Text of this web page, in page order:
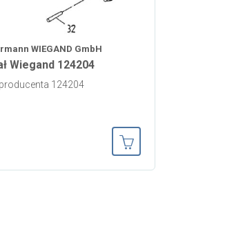
WIEGAND GmbH
Wiegand 124204
124204